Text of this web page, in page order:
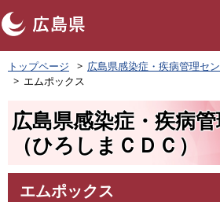
ペ
ー
す
トップページ
広島県感染症・疾病管理セ
エムポックス
広島県感染症・疾病
（ひろしまＣＤＣ）
エムポックス